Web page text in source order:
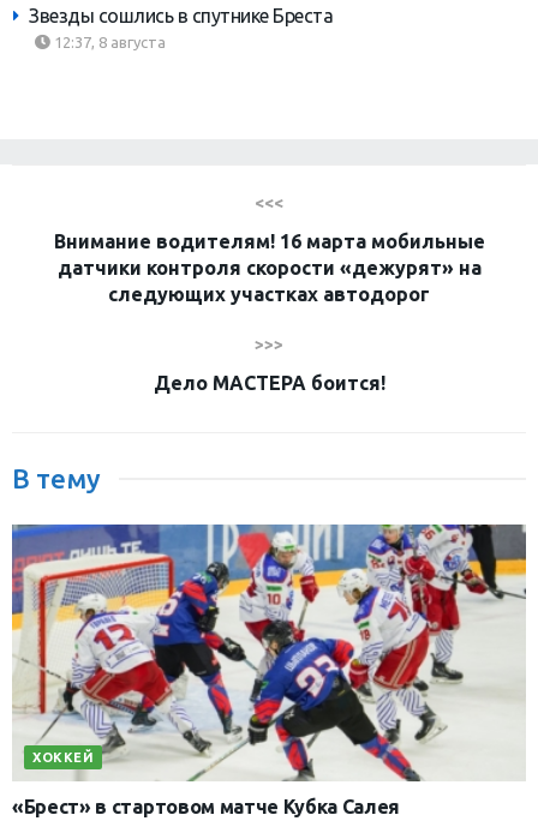
Звезды сошлись в спутнике Бреста
12:37, 8 августа
<<<
Внимание водителям! 16 марта мобильные
датчики контроля скорости «дежурят» на
следующих участках автодорог
>>>
Дело МАСТЕРА боится!
В тему
ХОККЕЙ
«Брест» в стартовом матче Кубка Салея